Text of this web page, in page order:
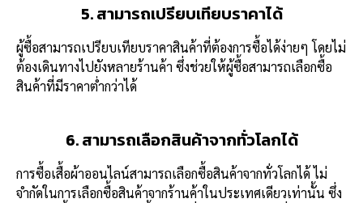
5. สามารถเปรียบเทียบราคาได้
ผู้ซื้อสามารถเปรียบเทียบราคาสินค้าที่ต้องการซื้อได้ง่ายๆ โดยไม่
ต้องเดินทางไปยังหลายร้านค้า ซึ่งช่วยให้ผู้ซื้อสามารถเลือกซื้อ
สินค้าที่มีราคาต่ำกว่าได้
6. สามารถเลือกสินค้าจากทั่วโลกได้
การซื้อเสื้อผ้าออนไลน์สามารถเลือกซื้อสินค้าจากทั่วโลกได้ ไม่
จำกัดในการเลือกซื้อสินค้าจากร้านค้าในประเทศเดียวเท่านั้น ซึ่ง